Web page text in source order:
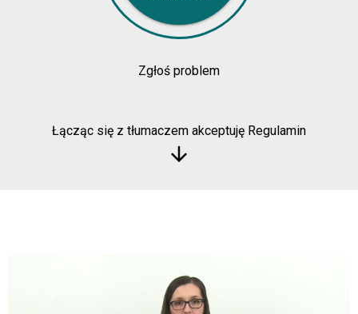
Zgłoś problem
Łącząc się z tłumaczem akceptuję Regulamin
arrow_downward